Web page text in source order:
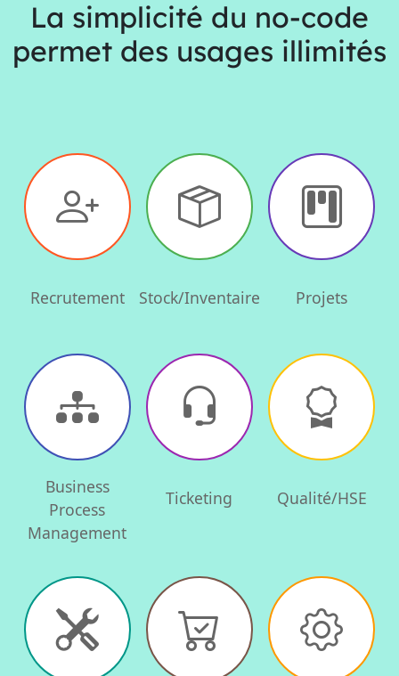
La simplicité du no-code
permet des usages illimités
Recrutement Stock/Inventaire Projets
Business
Process
Management
Ticketing Qualité/HSE